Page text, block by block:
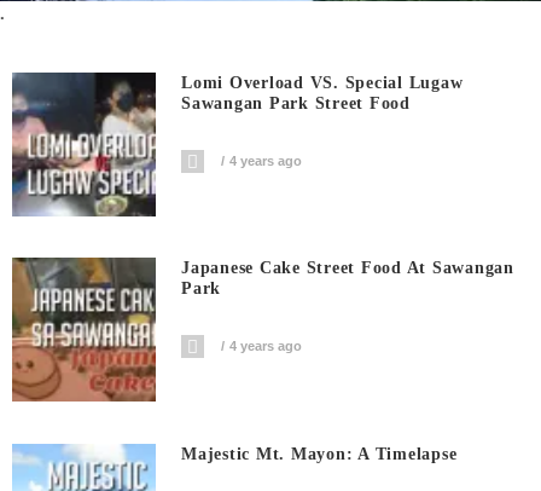
.
Lomi Overload VS. Special Lugaw
Sawangan Park Street Food
4 years ago
Japanese Cake Street Food At Sawangan
Park
4 years ago
Majestic Mt. Mayon: A Timelapse